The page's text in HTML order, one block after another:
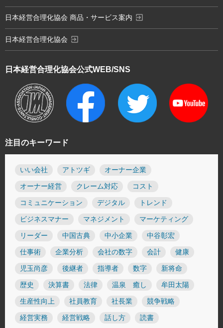
注目のキーワード
いい会社 アトツギ オーナー企業
オーナー経営 クレーム対応 コスト
コミュニケーション デジタル トレンド
ビジネスマナー マネジメント マーケティング
リーダー 中国古典 中小企業 中谷彰宏
仕事術 企業分析 会社の数字 会計 健康
児玉尚彦 後継者 指導者 数字 新将命
歴史 決算書 法律 温泉 癒し 牟田太陽
生産性向上 社員教育 社長業 競争戦略
経営実務 経営戦略 話し方 読書
日本経営合理化協会公式WEB/SNS
日本経営合理化協会 商品・サービス案内 exit_to_app
日本経営合理化協会 exit_to_app